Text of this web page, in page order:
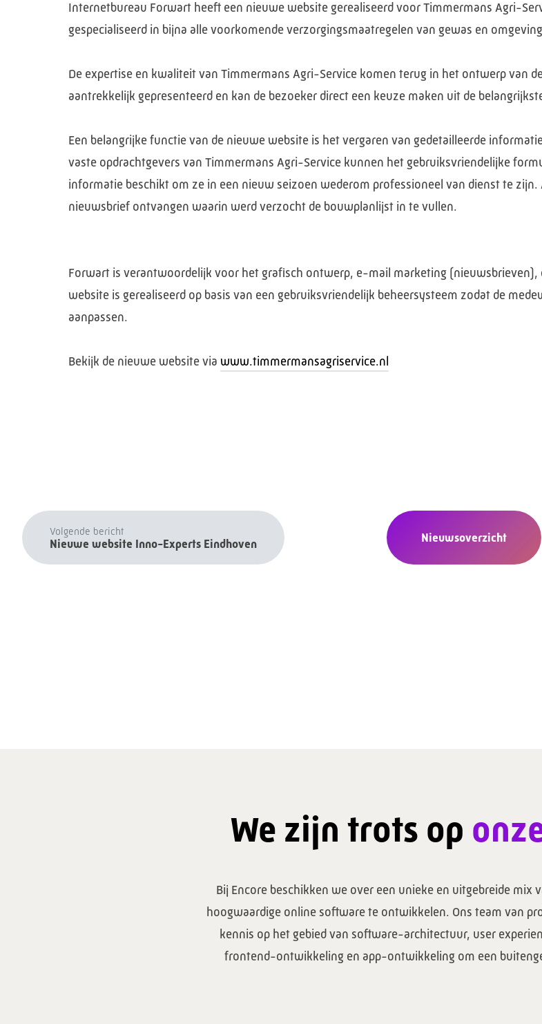
Internetbureau Forwart heeft een nieuwe website gerealiseerd voor Timmermans Agri-
gespecialiseerd in bijna alle voorkomende verzorgingsmaatregelen van gewas en
De expertise en kwaliteit van Timmermans Agri-Service komen terug in het ontwerp van
aantrekkelijk gepresenteerd en kan de bezoeker direct een keuze maken uit de
Een belangrijke functie van de nieuwe website is het vergaren van gedetailleerde
vaste opdrachtgevers van Timmermans Agri-Service kunnen het gebruiksvriendelijke
informatie beschikt om ze in een nieuw seizoen wederom professioneel van dienst te
nieuwsbrief ontvangen waarin werd verzocht de bouwplanlijst in te vullen.
Forwart is verantwoordelijk voor het grafisch ontwerp, e-mail marketing (nieuwsbrieven),
website is gerealiseerd op basis van een gebruiksvriendelijk beheersysteem zodat de
aanpassen.
Bekijk de nieuwe website via www.timmermansagriservice.nl
Volgende bericht
Nieuwe website Inno-Experts Eindhoven Nieuwsoverzicht
We zijn trots op
Bij Encore beschikken we over een unieke en uitgebreide mix
hoogwaardige online software te ontwikkelen. Ons team van
kennis op het gebied van software-architectuur, user
frontend-ontwikkeling en app-ontwikkeling om een